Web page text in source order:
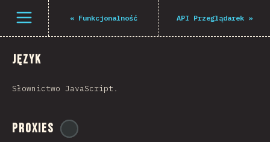
Open menu « Funkcjonalność API Przeglądarek »
Język
Słownictwo JavaScript.
Proxies
Navigated to The State of JS 2021